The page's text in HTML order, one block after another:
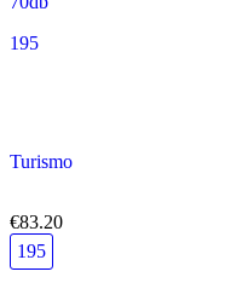
195
Turismo
€83.20
195